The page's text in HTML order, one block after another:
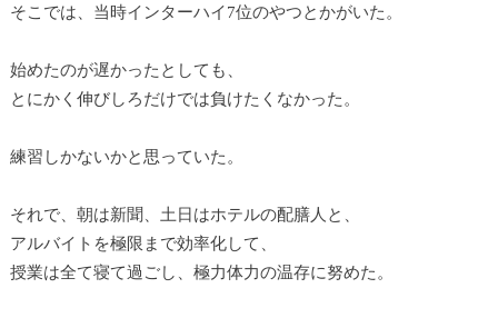
そこでは、当時インターハイ7位のやつとかがいた。
始めたのが遅かったとしても、
とにかく伸びしろだけでは負けたくなかった。
練習しかないかと思っていた。
それで、朝は新聞、土日はホテルの配膳人と、
アルバイトを極限まで効率化して、
授業は全て寝て過ごし、極力体力の温存に努めた。